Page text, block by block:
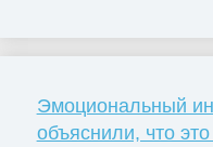
Эмоциональный
объяснили, что